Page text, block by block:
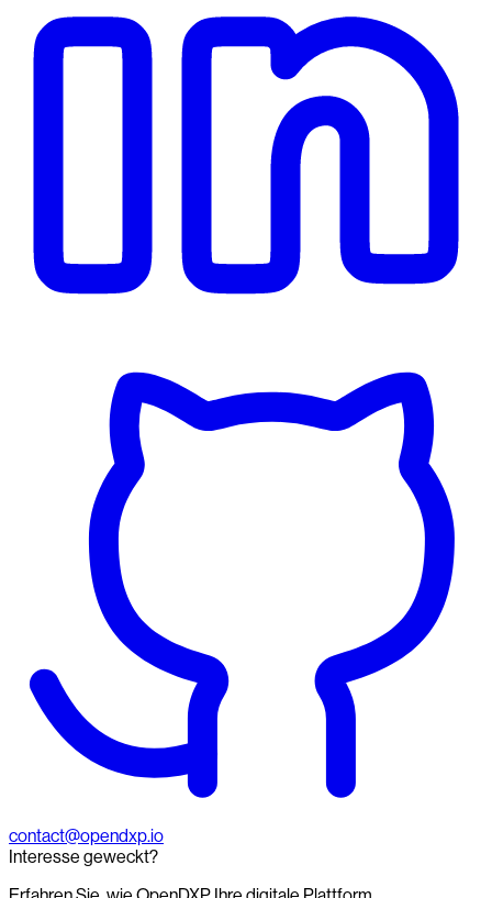
contact@opendxp.io
Interesse geweckt?